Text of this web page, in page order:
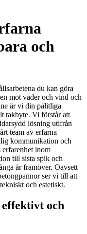
och
du kan göra
mot väder och vind och
är vi din pålitliga
takbyte. Vi förstår att
lösning utifrån
team av erfarna
kommunikation och
inom
till sista spik och
år framöver. Oavsett
ser vi till att
och estetiskt.
och